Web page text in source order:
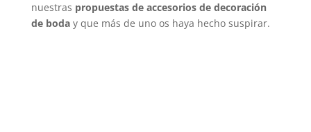
nuestras propuestas de accesorios de decoración
de boday que más de uno os haya hecho suspirar.